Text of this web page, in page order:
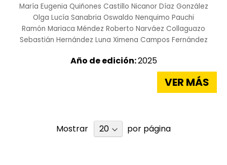
María Eugenia Quiñones Castillo Nicanor Díaz González
Olga Lucía Sanabria Oswaldo Nenquimo Pauchi
Ramón Mariaca Méndez Roberto Narváez Collaguazo
Sebastián Hernández Luna Ximena Campos Fernández
Año de edición:2025
VER MÁS
Mostrar por página